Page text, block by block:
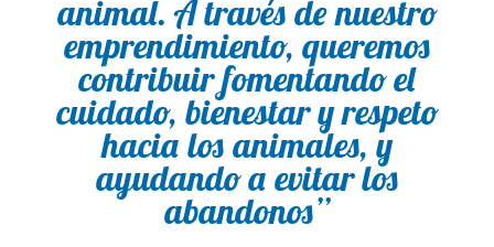
animal. A través de nuestro
emprendimiento, queremos
contribuir fomentando el
cuidado, bienestar y respeto
hacia los animales, y
ayudando a evitar los
abandonos”